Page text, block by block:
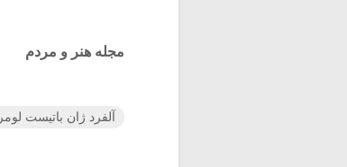
مجله هنر و مردم
آلفرد ژان باتیست لومر